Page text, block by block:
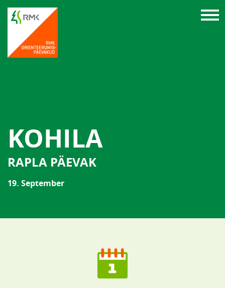
KOHILA
RAPLA PÄEVAK
19. September